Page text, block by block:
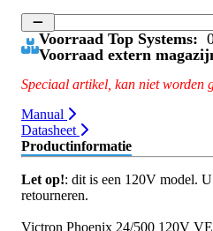
Voorraad Top Systems:
Voorraad extern
Speciaal artikel, kan niet worden
Manual
Datasheet
Productinformatie
Let op!: dit is een 120V model.
retourneren.
Victron Phoenix 24/500 120V